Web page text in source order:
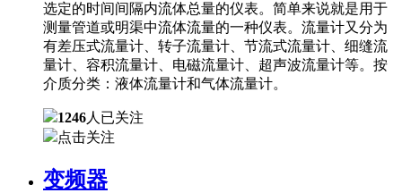
选定的时间间隔内流体总量的仪表。简单来说就是用于
测量管道或明渠中流体流量的一种仪表。流量计又分为
有差压式流量计、转子流量计、节流式流量计、细缝流
量计、容积流量计、电磁流量计、超声波流量计等。按
介质分类：液体流量计和气体流量计。
1246人已关注
点击关注
变频器